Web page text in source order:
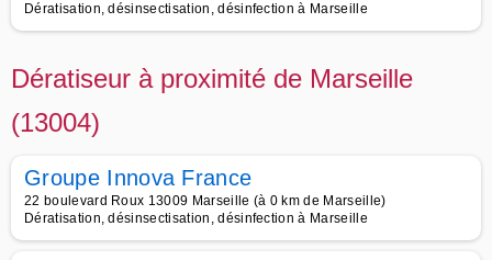
Dératisation, désinsectisation, désinfection à Marseille
Dératiseur à proximité de Marseille
(13004)
Groupe Innova France
22 boulevard Roux 13009 Marseille (à 0 km de Marseille)
Dératisation, désinsectisation, désinfection à Marseille